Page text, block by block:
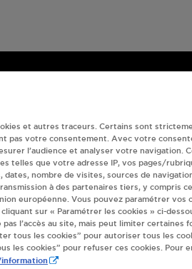
et autres traceurs. Certains sont
pas votre consentement. Avec votre
l’audience et analyser votre navigation.
telles que votre adresse IP, vos pages/
nombre de visites, sources de
à des partenaires tiers, y compris
européenne. Vous pouvez paramétrer vos
sur « Paramétrer les cookies » ci-
l’accès au site, mais peut limiter certaines
tous les cookies” pour autoriser tous les
les cookies” pour refuser ces cookies. Pour